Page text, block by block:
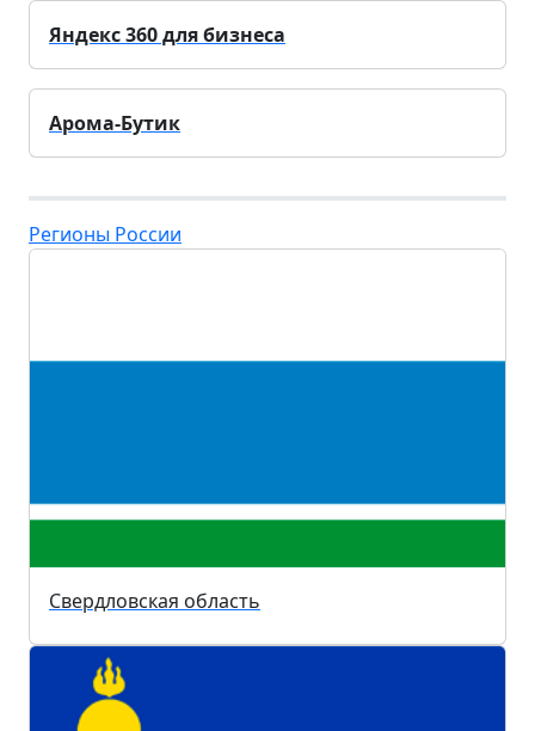
Яндекс 360 для бизнеса
Арома-Бутик
Регионы России
Свердловская область